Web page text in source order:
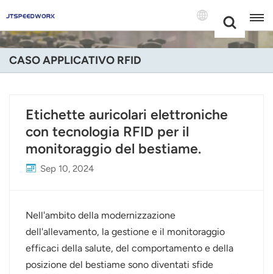
+86 -18681515767
English
Deutsch
Русский
Español
Português
Nederland
CASO APPLICATIVO RFID
Etichette auricolari elettroniche
con tecnologia RFID per il
monitoraggio del bestiame.
Sep 10, 2024
Nell'ambito della modernizzazione
dell'allevamento, la gestione e il monitoraggio
efficaci della salute, del comportamento e della
posizione del bestiame sono diventati sfide